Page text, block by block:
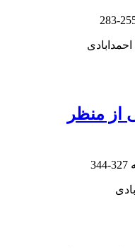
255-
از منظر
327-344